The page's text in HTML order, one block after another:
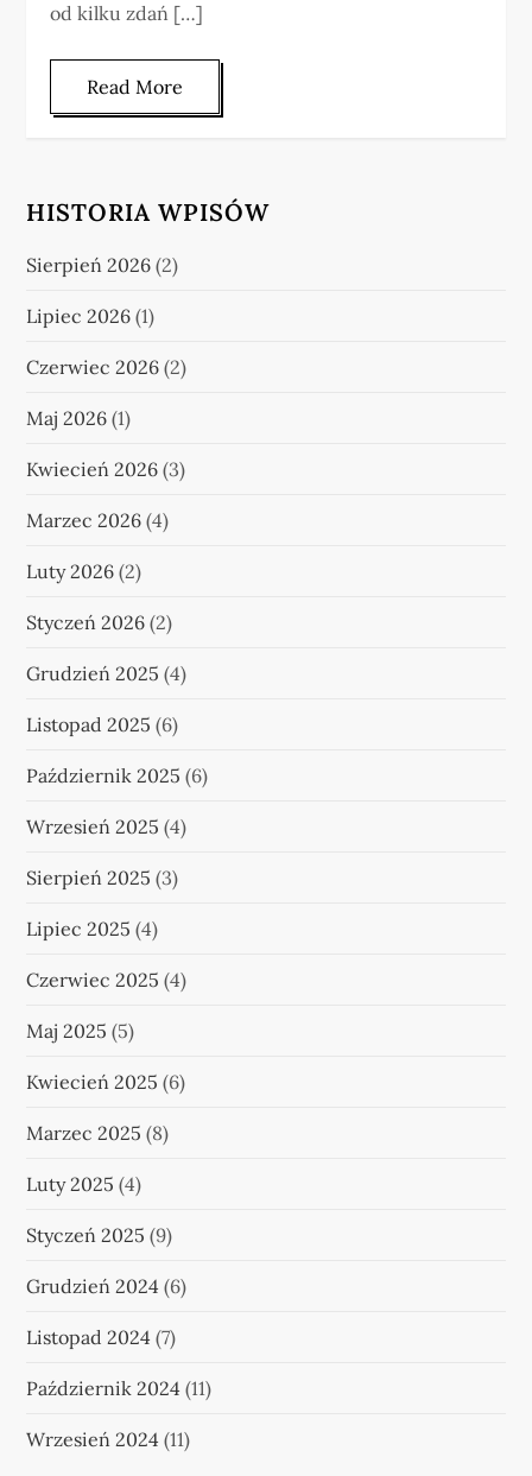
od kilku zdań […]
Read More
HISTORIA WPISÓW
Sierpień 2026 (2)
Lipiec 2026 (1)
Czerwiec 2026 (2)
Maj 2026 (1)
Kwiecień 2026 (3)
Marzec 2026 (4)
Luty 2026 (2)
Styczeń 2026 (2)
Grudzień 2025 (4)
Listopad 2025 (6)
Październik 2025 (6)
Wrzesień 2025 (4)
Sierpień 2025 (3)
Lipiec 2025 (4)
Czerwiec 2025 (4)
Maj 2025 (5)
Kwiecień 2025 (6)
Marzec 2025 (8)
Luty 2025 (4)
Styczeń 2025 (9)
Grudzień 2024 (6)
Listopad 2024 (7)
Październik 2024 (11)
Wrzesień 2024 (11)